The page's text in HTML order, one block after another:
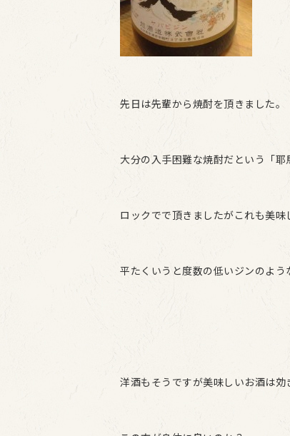
先日は先輩から焼酎を頂きました。
大分の入手困難な焼酎だという「耶
ロックでで頂きましたがこれも美味
平たくいうと度数の低いジンのよう
洋酒もそうですが美味しいお酒は効